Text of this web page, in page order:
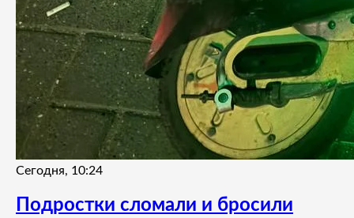
Сегодня, 10:24
Подростки сломали и бросили